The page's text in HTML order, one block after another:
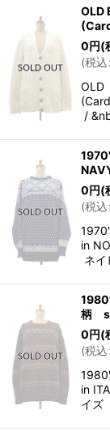
OLD
0円(
(税込:
OLD
/
0円(
(税込:
in
ネ
柄
0円(
(税込:
in
イ